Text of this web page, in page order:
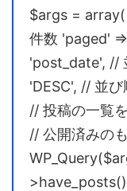
$args = array(
件数 'paged'
'post_date', //
'DESC', // 並
// 投稿の一覧
// 公開済みの